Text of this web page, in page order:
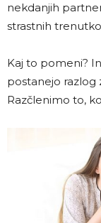
nekdanjih
strastnih
Kaj to pomeni?
postanejo
Razčlenimo to,